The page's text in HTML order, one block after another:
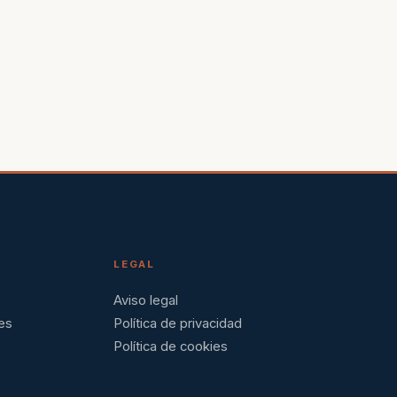
LEGAL
Aviso legal
Política de privacidad
Política de cookies